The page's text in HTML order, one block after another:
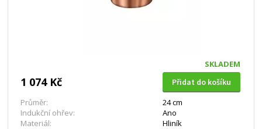
SKLADEM
1 074 Kč
Přidat do košíku
Průměr:
24 cm
Indukční ohřev:
Ano
Materiál:
Hliník